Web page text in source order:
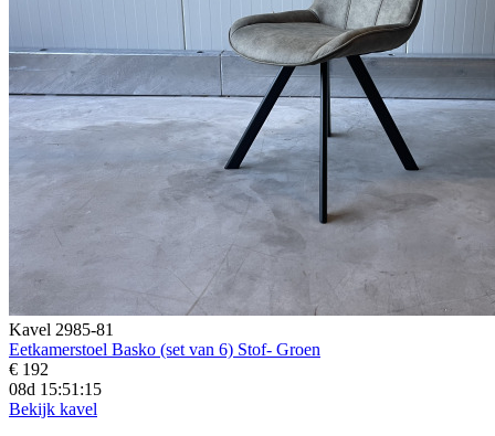
Kavel 2985-81
Eetkamerstoel Basko (set van 6) Stof- Groen
€ 192
08d 15:51:13
Bekijk kavel